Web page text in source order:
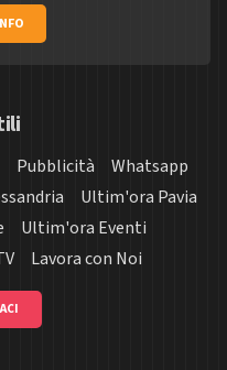
Pubblicità
Whatsapp
Ultim'ora Pavia
Ultim'ora Eventi
Lavora con Noi